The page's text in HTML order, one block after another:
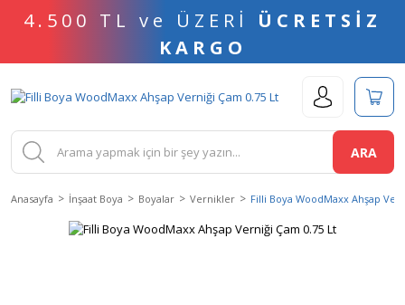
4.500 TL ve ÜZERİ ÜCRETSİZ
KARGO
ARA
Anasayfa İnşaat Boya Boyalar Vernikler Filli Boya WoodMaxx Ahşap